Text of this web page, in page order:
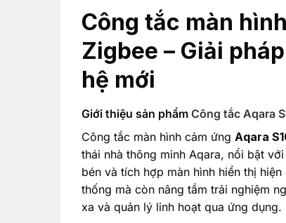
Công tắc màn
Zigbee – Giải
hệ mới
Giới thiệu sản phẩm Công tắc Aqara
Công tắc màn hình cảm ứng Aqara
thái nhà thông minh Aqara, nổi bật
bén và tích hợp màn hình hiển thị
thống mà còn nâng tầm trải nghiệm
xa và quản lý linh hoạt qua ứng dụng.